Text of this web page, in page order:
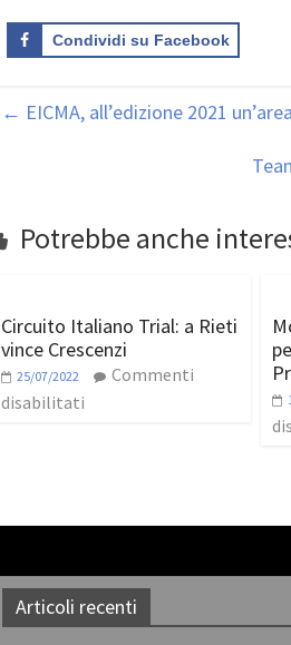
Condividi su Facebook
← EICMA, all’edizione 2021
Potrebbe anche
Circuito Italiano Trial: a Rieti
vince Crescenzi
25/07/2022
Commenti
disabilitati
Articoli recenti